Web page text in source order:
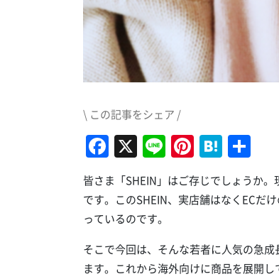
\ この記事をシェア /
Facebook
X LinePinterest
有
皆さま「SHEIN」はご存じでしょうか
です。このSHEIN、実店舗はなくECだ
っているのです。
そこで今回は、そんな若者に人気の急
ます。これから海外向けに商品を展開